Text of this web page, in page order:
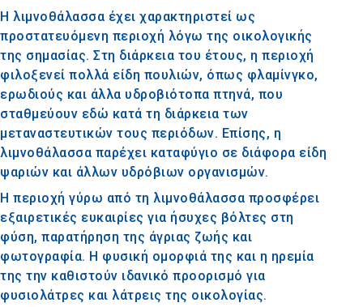
Η λιμνοθάλασσα έχει χαρακτηριστεί ως
προστατευόμενη περιοχή λόγω της οικολογικής
της σημασίας. Στη διάρκεια του έτους, η περιοχή
φιλοξενεί πολλά είδη πουλιών, όπως φλαμίνγκο,
ερωδιούς και άλλα υδροβιότοπα πτηνά, που
σταθμεύουν εδώ κατά τη διάρκεια των
μεταναστευτικών τους περιόδων. Επίσης, η
λιμνοθάλασσα παρέχει καταφύγιο σε διάφορα είδη
ψαριών και άλλων υδρόβιων οργανισμών.
Η περιοχή γύρω από τη λιμνοθάλασσα προσφέρει
εξαιρετικές ευκαιρίες για ήσυχες βόλτες στη
φύση, παρατήρηση της άγριας ζωής και
φωτογραφία. Η φυσική ομορφιά της και η ηρεμία
της την καθιστούν ιδανικό προορισμό για
φυσιολάτρες και λάτρεις της οικολογίας.